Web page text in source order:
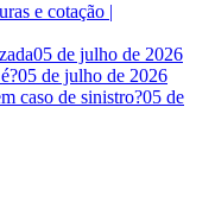
e cotação |
05 de julho de 2026
05 de julho de 2026
caso de sinistro?05 de